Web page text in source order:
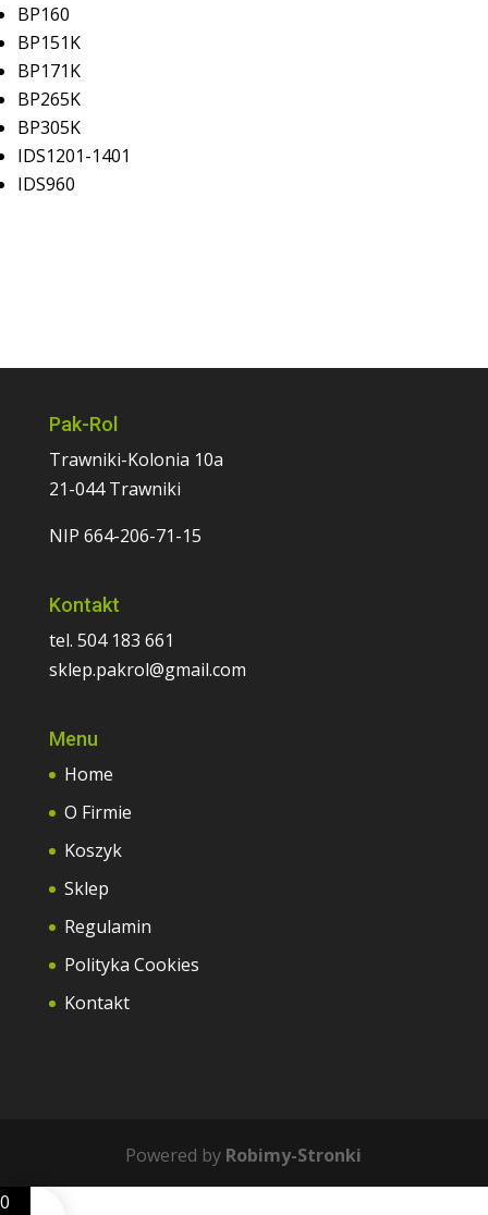
BP160
BP151K
BP171K
BP265K
BP305K
IDS1201-1401
IDS960
Pak-Rol
Trawniki-Kolonia 10a
21-044 Trawniki
NIP 664-206-71-15
Kontakt
tel. 504 183 661
sklep.pakrol@gmail.com
Menu
Home
O Firmie
Koszyk
Sklep
Regulamin
Polityka Cookies
Kontakt
Powered by Robimy-Stronki
0